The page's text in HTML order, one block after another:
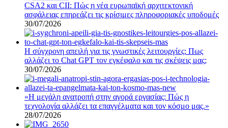
CSA2 και CII: Πώς η νέα ευρωπαϊκή αρχιτεκτονική
ασφάλειας επηρεάζει τις κρίσιμες πληροφοριακές υποδομές
30/07/2026
Η σύγχρονη απειλή για τις γνωστικές λειτουργίες: Πως
αλλάζει το Chat GPT τον εγκέφαλο και τις σκέψεις μας;
30/07/2026
«Η μεγάλη ανατροπή στην αγορά εργασίας: Πώς η
τεχνολογία αλλάζει τα επαγγέλματα και τον κόσμο μας.»
28/07/2026